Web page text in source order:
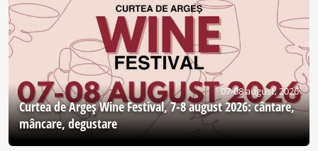
07-08 august, 2026
Curtea de Argeş Wine Festival, 7-8 august 2026: cântare,
mâncare, degustare